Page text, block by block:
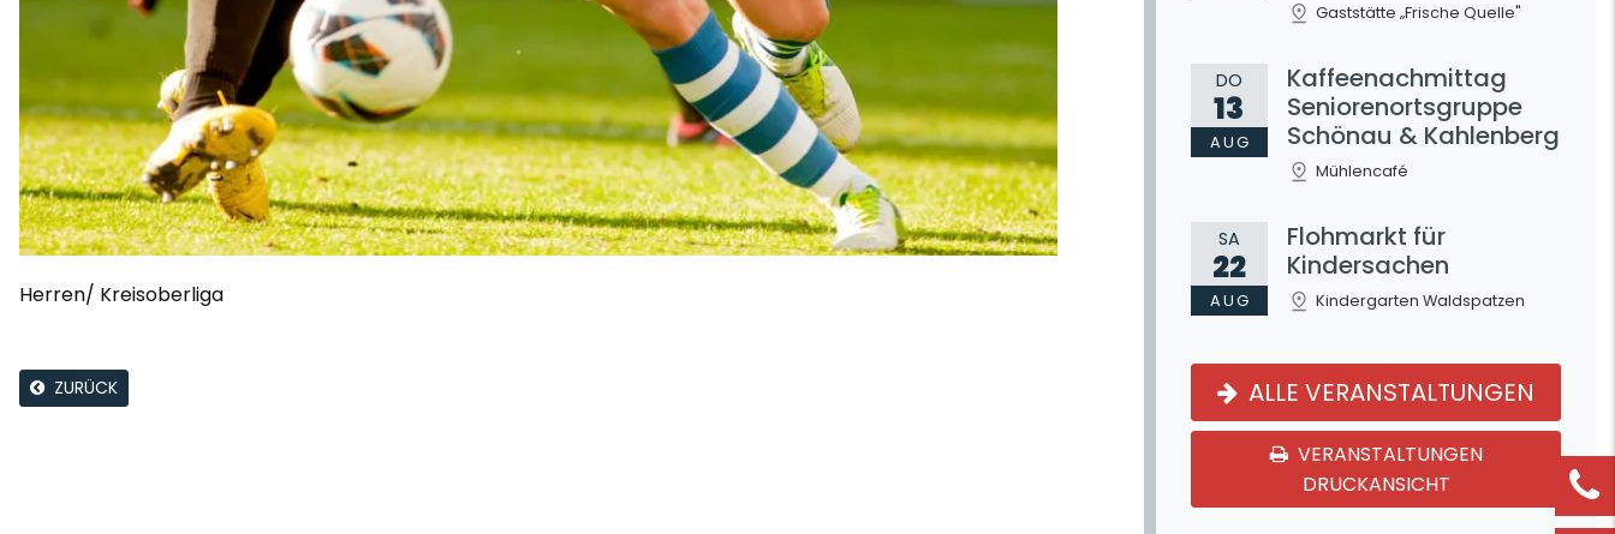
Herren/ Kreisoberliga
ZURÜCK
Gaststätte „Frische Quelle"
DO
13
AUG
Kaffeenachmittag
Seniorenortsgruppe
Schönau & Kahlenberg
Mühlencafé
SA
22
AUG
Flohmarkt für
Kindersachen
Kindergarten Waldspatzen
ALLE VERANSTALTUNGEN
VERANSTALTUNGEN
DRUCKANSICHT